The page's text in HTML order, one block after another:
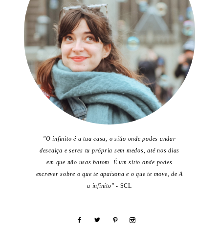
"O infinito é a tua casa, o sítio onde podes andar
descalça e seres tu própria sem medos, até nos dias
em que não usas batom. É um sítio onde podes
escrever sobre o que te apaixona e o que te move, de A
a infinito"- SCL